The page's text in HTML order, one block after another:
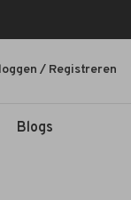
Blogs
/ Registreren